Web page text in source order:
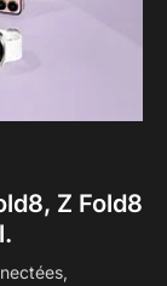
Z Fold8